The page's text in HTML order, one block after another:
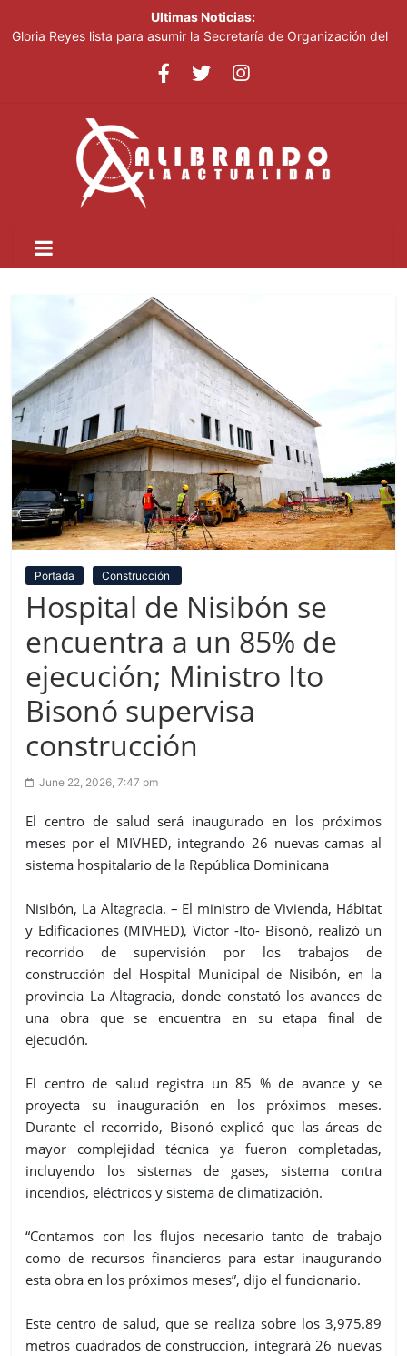
Ultimas Noticias:
Gloria Reyes lista para asumir la Secretaría de Organización del
Efemérides Patrias y el Instituto Duartiano en reunión solemne
Agente de la DIGESETT identifica a mujer reportada como
desaparecida tras encontrarla desorientada
Banreservas obtiene siete galardones en los Effie Awards
República Dominicana 2026
Portada Construcción
Hospital de Nisibón se
encuentra a un 85% de
ejecución; Ministro Ito
Bisonó supervisa
construcción
June 22, 2026, 7:47 pm
El centro de salud será inaugurado en los próximos
meses por el MIVHED, integrando 26 nuevas camas al
sistema hospitalario de la República Dominicana
Nisibón, La Altagracia. – El ministro de Vivienda, Hábitat
y Edificaciones (MIVHED), Víctor -Ito- Bisonó, realizó un
recorrido de supervisión por los trabajos de
construcción del Hospital Municipal de Nisibón, en la
provincia La Altagracia, donde constató los avances de
una obra que se encuentra en su etapa final de
ejecución.
El centro de salud registra un 85 % de avance y se
proyecta su inauguración en los próximos meses.
Durante el recorrido, Bisonó explicó que las áreas de
mayor complejidad técnica ya fueron completadas,
incluyendo los sistemas de gases, sistema contra
incendios, eléctricos y sistema de climatización.
“Contamos con los flujos necesario tanto de trabajo
como de recursos financieros para estar inaugurando
esta obra en los próximos meses”, dijo el funcionario.
Este centro de salud, que se realiza sobre los 3,975.89
metros cuadrados de construcción, integrará 26 nuevas